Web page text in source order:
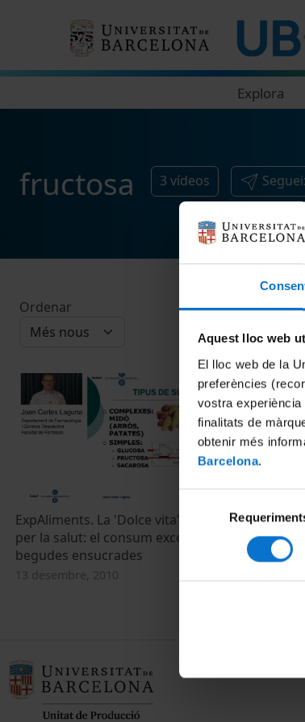
Aquest lloc web
El lloc web de la
preferències
vostra
finalitats de
obtenir més
Barcelona.
consentiment
Explora
fructosa 3 vídeos
Ordenar
ExpAliments. La 'Dolce vita' no és bona
per la salut: el consum excessiu de
begudes ensucrades
13 desembre, 2010
La
1